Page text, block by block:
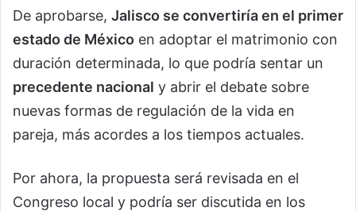
De aprobarse, Jalisco se convertiría en el primer
estado de México en adoptar el matrimonio con
duración determinada, lo que podría sentar un
precedente nacional y abrir el debate sobre
nuevas formas de regulación de la vida en
pareja, más acordes a los tiempos actuales.
Por ahora, la propuesta será revisada en el
Congreso local y podría ser discutida en los